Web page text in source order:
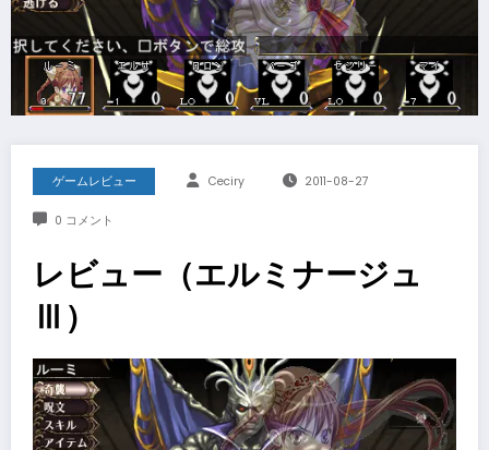
ゲームレビュー Ceciry 2011-08-27
0 コメント
レビュー（エルミナージュ
Ⅲ）